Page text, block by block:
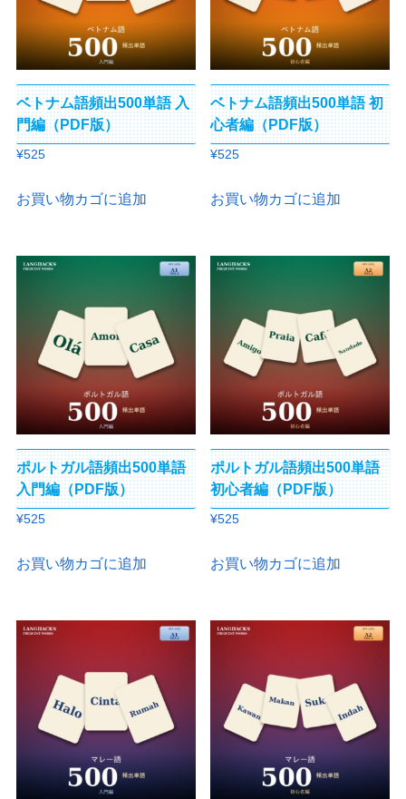
ベトナム語頻出500単語 入
門編（PDF版）
¥525
お買い物カゴに追加
ベトナム語頻出500単語 初
心者編（PDF版）
¥525
お買い物カゴに追加
ポルトガル語頻出500単語
入門編（PDF版）
¥525
お買い物カゴに追加
ポルトガル語頻出500単語
初心者編（PDF版）
¥525
お買い物カゴに追加